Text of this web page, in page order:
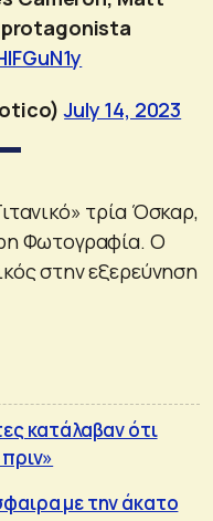
protagonista
July 14, 2023
τρία Όσκαρ,
Φωτογραφία. Ο
στην εξερεύνηση
κατάλαβαν ότι
με την άκατο